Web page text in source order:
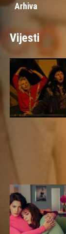
Arhiva
Vijesti